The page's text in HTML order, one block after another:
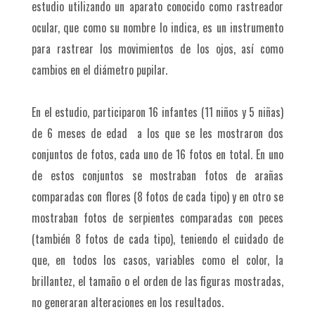
estudio utilizando un aparato conocido como rastreador
ocular, que como su nombre lo indica, es un instrumento
para rastrear los movimientos de los ojos, así como
cambios en el diámetro pupilar.
En el estudio, participaron 16 infantes (11 niños y 5 niñas)
de 6 meses de edad a los que se les mostraron dos
conjuntos de fotos, cada uno de 16 fotos en total. En uno
de estos conjuntos se mostraban fotos de arañas
comparadas con flores (8 fotos de cada tipo) y en otro se
mostraban fotos de serpientes comparadas con peces
(también 8 fotos de cada tipo), teniendo el cuidado de
que, en todos los casos, variables como el color, la
brillantez, el tamaño o el orden de las figuras mostradas,
no generaran alteraciones en los resultados.